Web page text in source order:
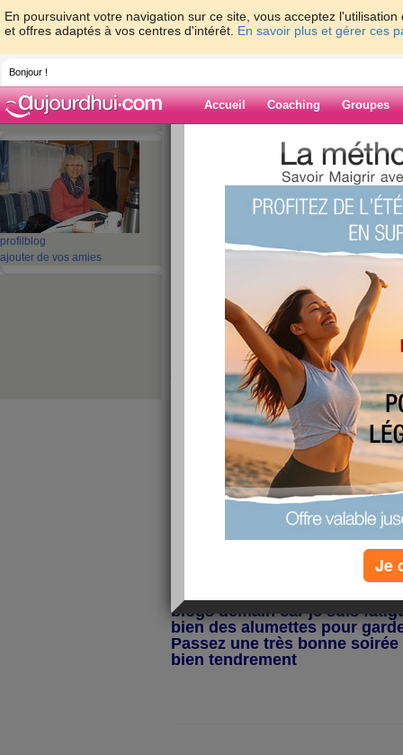
En poursuivant votre navigation sur ce site, vous acceptez
et offres adaptés à vos centres d'intérêt. En savoir plus et gérer ces
Bonjour !
Accueil Coaching Groupes
profil blog
ajouter de vos amies
> > et oui, il
Blog de maya-
et oui, il fallait s'y
Bonsoir les amies,
et oui, il fallait s'y attendre
j'allais reprendre du poids....
73,3kg... mais bon comme
motivation... je pense
quand même sans cesse se
facile....
Samedi, je reçoit la marraine
meilleure amie... et j'ai pas
repas... j'aimerai faire
trop de mon plan
Aujourd'hui, j'ai été faire
celà pendant 45 min... et
courir partout aujourd'hui...
blogs demain car je suis
bien des alumettes pour
Passez une très bonne
bien tendrement
Je